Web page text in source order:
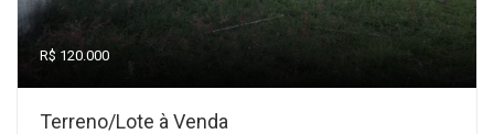
R$ 120.000
Terreno/Lote à Venda